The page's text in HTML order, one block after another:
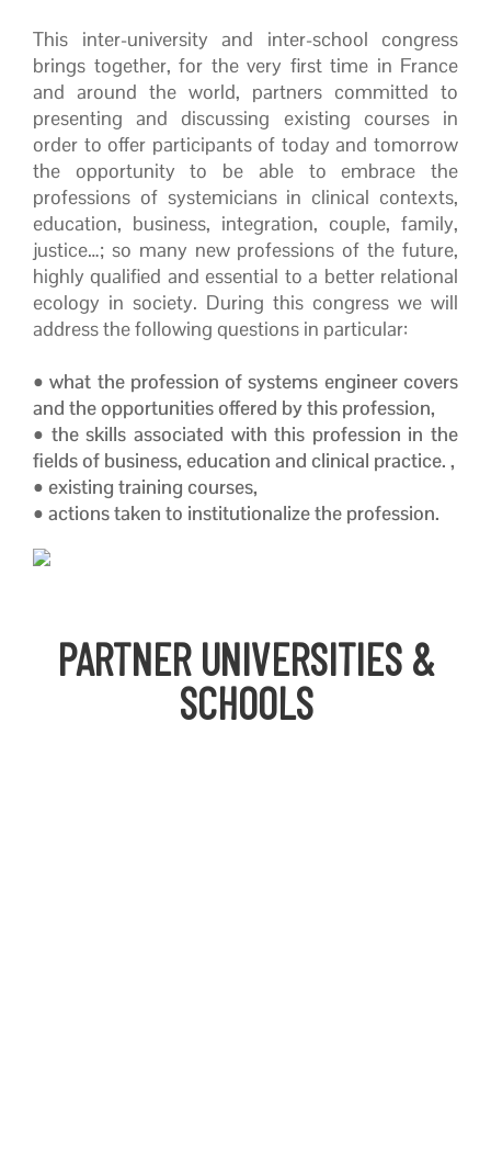
This inter-university and inter-school congress
brings together, for the very first time in France
and around the world, partners committed to
presenting and discussing existing courses in
order to offer participants of today and tomorrow
the opportunity to be able to embrace the
professions of systemicians in clinical contexts,
education, business, integration, couple, family,
justice…; so many new professions of the future,
highly qualified and essential to a better relational
ecology in society. During this congress we will
address the following questions in particular:
•what the profession of systems engineer covers
and the opportunities offered by this profession,
• the skills associated with this profession in the
fields of business, education and clinical practice. ,
• existing training courses,
• actions taken to institutionalize the profession.
PARTNER UNIVERSITIES &
SCHOOLS